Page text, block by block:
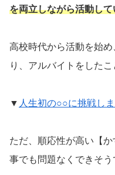
を両立しながら活動して
高校時代から活動を始
り、アルバイトをしたこ
▼ 人生初の○○に挑戦し
ただ、順応性が高い【
事でも問題なくできそう